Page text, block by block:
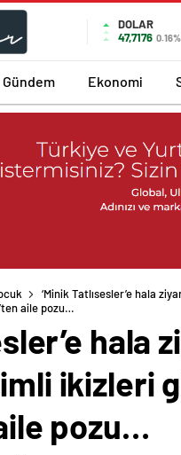
DOLAR
47,7176 0.16%
Gündem Ekonomi
‘Minik Tatlısesler’e hala
aile pozu…
hala
ikizleri
pozu…